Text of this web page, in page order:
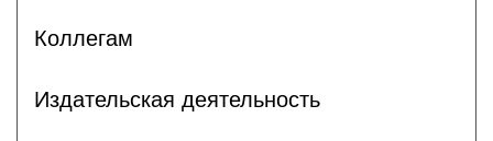
Коллегам
Издательская деятельность